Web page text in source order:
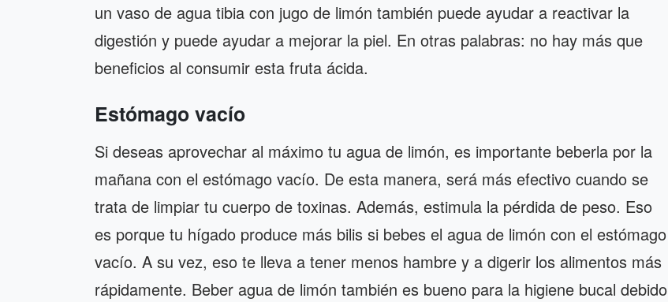
un vaso de agua tibia con jugo de limón también puede ayudar a reactivar la
digestión y puede ayudar a mejorar la piel. En otras palabras: no hay más que
beneficios al consumir esta fruta ácida.
Estómago vacío
Si deseas aprovechar al máximo tu agua de limón, es importante beberla por la
mañana con el estómago vacío. De esta manera, será más efectivo cuando se
trata de limpiar tu cuerpo de toxinas. Además, estimula la pérdida de peso. Eso
es porque tu hígado produce más bilis si bebes el agua de limón con el estómago
vacío. A su vez, eso te lleva a tener menos hambre y a digerir los alimentos más
rápidamente. Beber agua de limón también es bueno para la higiene bucal debido